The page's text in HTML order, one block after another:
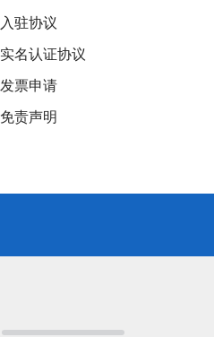
入驻协议
实名认证协议
发票申请
免责声明